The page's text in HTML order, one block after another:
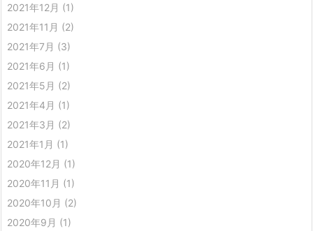
2021年12月 (1)
2021年11月 (2)
2021年7月 (3)
2021年6月 (1)
2021年5月 (2)
2021年4月 (1)
2021年3月 (2)
2021年1月 (1)
2020年12月 (1)
2020年11月 (1)
2020年10月 (2)
2020年9月 (1)